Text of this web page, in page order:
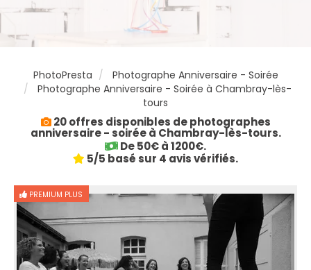
PhotoPresta
Photographe Anniversaire - Soirée
Photographe Anniversaire - Soirée à Chambray-lès-
tours
20 offres disponibles de photographes
anniversaire - soirée à Chambray-lès-tours.
De 50€ à 1200€.
5/5 basé sur 4 avis vérifiés.
PREMIUM PLUS